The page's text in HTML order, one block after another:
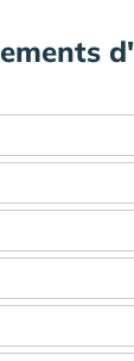
d'